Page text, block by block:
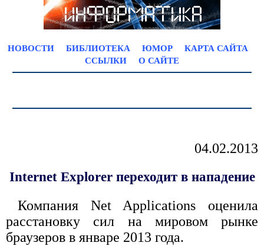
НОВОСТИ БИБЛИОТЕКА ЮМОР
КАРТА САЙТА
ССЫЛКИ
О САЙТЕ
04.02.2013
Internet Explorer переходит в нападение
Компания Net Applications оценила
расстановку сил на мировом рынке
браузеров в январе 2013 года.